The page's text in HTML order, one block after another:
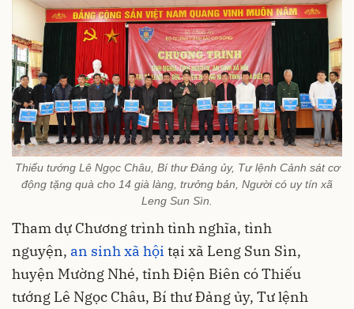
Thiếu tướng Lê Ngọc Châu, Bí thư Đảng ủy, Tư lệnh Cảnh sát cơ
động tặng quà cho 14 già làng, trưởng bản, Người có uy tín xã
Leng Sun Sìn.
Tham dự Chương trình tình nghĩa, tình
nguyện, an sinh xã hội tại xã Leng Sun Sìn,
huyện Mường Nhé, tỉnh Điện Biên có Thiếu
tướng Lê Ngọc Châu, Bí thư Đảng ủy, Tư lệnh